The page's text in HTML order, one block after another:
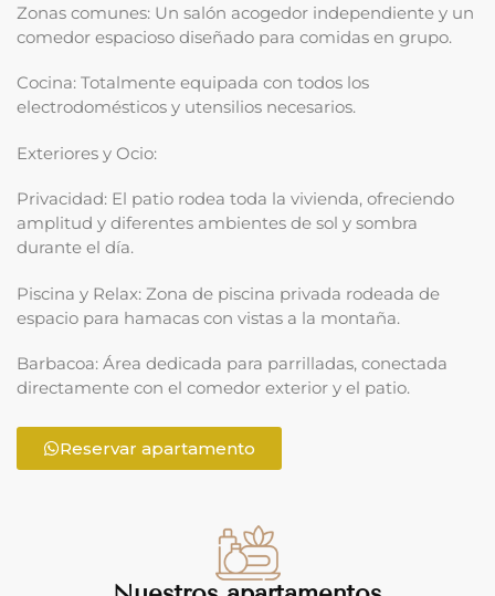
Zonas comunes: Un salón acogedor independiente y un
comedor espacioso diseñado para comidas en grupo.
Cocina: Totalmente equipada con todos los
electrodomésticos y utensilios necesarios.
Exteriores y Ocio:
Privacidad: El patio rodea toda la vivienda, ofreciendo
amplitud y diferentes ambientes de sol y sombra
durante el día.
Piscina y Relax: Zona de piscina privada rodeada de
espacio para hamacas con vistas a la montaña.
Barbacoa: Área dedicada para parrilladas, conectada
directamente con el comedor exterior y el patio.
Reservar apartamento